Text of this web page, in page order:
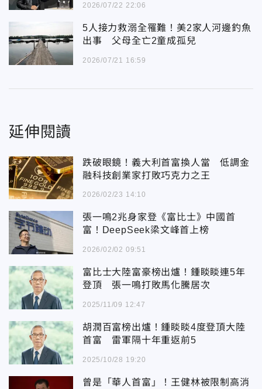
2026/07/22 22:06
5人接力救溺全罹難！美2家人河邊釣魚
出事 父母全亡2童成孤兒
2026/07/21 16:59
延伸閱讀
跌破眼鏡！義大利首富換人當 低調金
融科技創業家打敗巧克力之王
2026/02/23 14:10
張一鳴2兆身家登《富比士》中國首
富！DeepSeek梁文峰首上榜
2026/02/02 09:51
富比士大陸富豪榜出爐！鍾睒睒連5年
登頂 張一鳴打敗馬化騰居次
2025/11/09 12:47
胡潤百富榜出爐！鍾睒睒4度登頂大陸
首富 雷軍隔十年重返前5
2025/10/28 19:20
曾是「華人首富」！王健林被限制高消